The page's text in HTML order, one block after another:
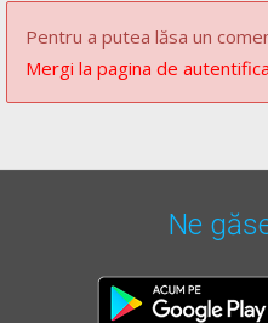
Pentru a putea lăsa un
Mergi la pagina de
Ne